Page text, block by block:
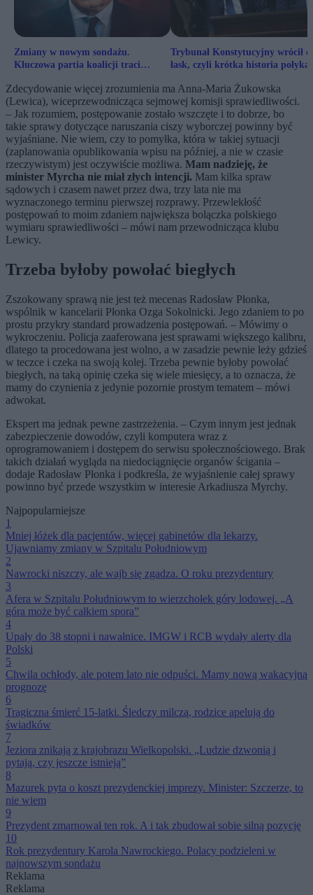
Zmiany w nowym sondażu.
Kluczowa partia koalicji traci
Trybunał Konstytucyjny wrócił
łask, czyli krótka historia
Zdecydowanie więcej zrozumienia ma Anna-Maria Żukowska
(Lewica), wiceprzewodnicząca sejmowej komisji sprawiedliwości.
– Jak rozumiem, postępowanie zostało wszczęte i to dobrze, bo
takie sprawy dotyczące naruszania ciszy wyborczej powinny być
wyjaśniane. Nie wiem, czy to pomyłka, która w takiej sytuacji
(zaplanowania opublikowania wpisu na później, a nie w czasie
rzeczywistym) jest oczywiście możliwa. Mam nadzieję, że
minister Myrcha nie miał złych intencji. Mam kilka spraw
sądowych i czasem nawet przez dwa, trzy lata nie ma
wyznaczonego terminu pierwszej rozprawy. Przewlekłość
postępowań to moim zdaniem największa bolączka polskiego
wymiaru sprawiedliwości – mówi nam przewodnicząca klubu
Lewicy.
Trzeba byłoby powołać biegłych
Zszokowany sprawą nie jest też mecenas Radosław Płonka,
wspólnik w kancelarii Płonka Ozga Sokolnicki. Jego zdaniem to po
prostu przykry standard prowadzenia postępowań. – Mówimy o
wykroczeniu. Policja zaaferowana jest sprawami większego kalibru,
dlatego ta procedowana jest wolno, a w zasadzie pewnie leży gdzieś
w teczce i czeka na swoją kolej. Trzeba pewnie byłoby powołać
biegłych, na taką opinię czeka się wiele miesięcy, a to oznacza, że
mamy do czynienia z jedynie pozornie prostym tematem – mówi
adwokat.
Ekspert ma jednak pewne zastrzeżenia. – Czym innym jest jednak
zabezpieczenie dowodów, czyli komputera wraz z
oprogramowaniem i dostępem do serwisu społecznościowego. Brak
takich działań wygląda na niedociągnięcie organów ścigania –
dodaje Radosław Płonka i podkreśla, że wyjaśnienie całej sprawy
powinno być przede wszystkim w interesie Arkadiusza Myrchy.
Najpopularniejsze
1
Mniej łóżek dla pacjentów, więcej gabinetów dla lekarzy.
Ujawniamy zmiany w Szpitalu Południowym
2
Nawrocki niszczy, ale wajb się zgadza. O roku prezydentury
3
Afera w Szpitalu Południowym to wierzchołek góry lodowej. „A
góra może być całkiem spora”
4
Upały do 38 stopni i nawałnice. IMGW i RCB wydały alerty dla
Polski
5
Chwila ochłody, ale potem lato nie odpuści. Mamy nową wakacyjną
prognozę
6
Tragiczna śmierć 15-latki. Śledczy milczą, rodzice apelują do
świadków
7
Jeziora znikają z krajobrazu Wielkopolski. „Ludzie dzwonią i
pytają, czy jeszcze istnieją”
8
Mazurek pyta o koszt prezydenckiej imprezy. Minister: Szczerze, to
nie wiem
9
Prezydent zmarnował ten rok. A i tak zbudował sobie silną pozycję
10
Rok prezydentury Karola Nawrockiego. Polacy podzieleni w
najnowszym sondażu
Reklama
Reklama